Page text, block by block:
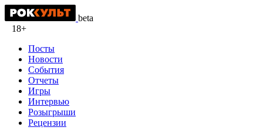
beta
18+
Посты
Новости
События
Отчеты
Игры
Интервью
Розыгрыши
Рецензии